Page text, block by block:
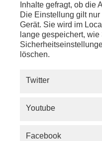
SERVICE
Inhalte gefragt, ob die
Die Einstellung gilt
Gerät. Sie wird im
lange gespeichert,
löschen.
Twitter
Youtube
Facebook